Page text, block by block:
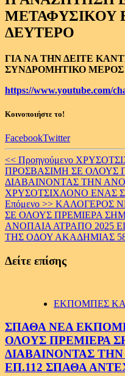
ΜΕΤΑΦΥΣΙΚΟΥ
ΔΕΥΤΕΡΟ
ΓΙΑ ΝΑ ΤΗΝ ΔΕΙΤΕ
ΣΥΝΔΡΟΜΗΤΙΚΟ
https://www.youtube.com/
Κοινοποιήστε το!
FacebookTwitter
Continue
Reading
<< Προηγούμενο
ΠΡΟΣΒΑΣΙΜΗ ΣΕ ΟΛΟΥΣ
ΔΙΑΒΑΙΝΟΝΤΑΣ ΤΗΝ
ΧΡΥΣΟΤΣΙΧΛΟΝΟ ΕΝΑΣ
Επόμενο >> ΚΑΛΟΓΕΡΟΣ
ΣΕ ΟΛΟΥΣ ΠΡΕΜΙΕΡΑ
ΑΝΟΠΑΙΑ ΑΤΡΑΠΟ 2025
ΤΗΣ ΟΔΟΥ ΑΚΑΔΗΜΙΑΣ
Δείτε επίσης
ΕΚΠΟΜΠΕΣ
ΣΠΑΘΑ ΝΕΑ
ΟΛΟΥΣ ΠΡΕΜΙΕΡΑ
ΔΙΑΒΑΙΝΟΝΤΑΣ
ΕΠ.112 ΣΠΑΘΑ